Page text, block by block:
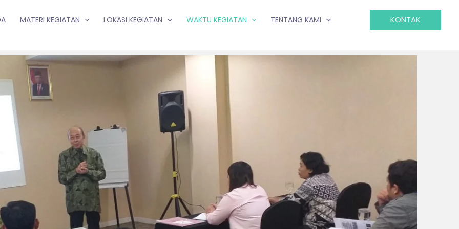
MATERI KEGIATAN LOKASI KEGIATAN WAKTU KEGIATAN TENTANG KAMI KONTAK